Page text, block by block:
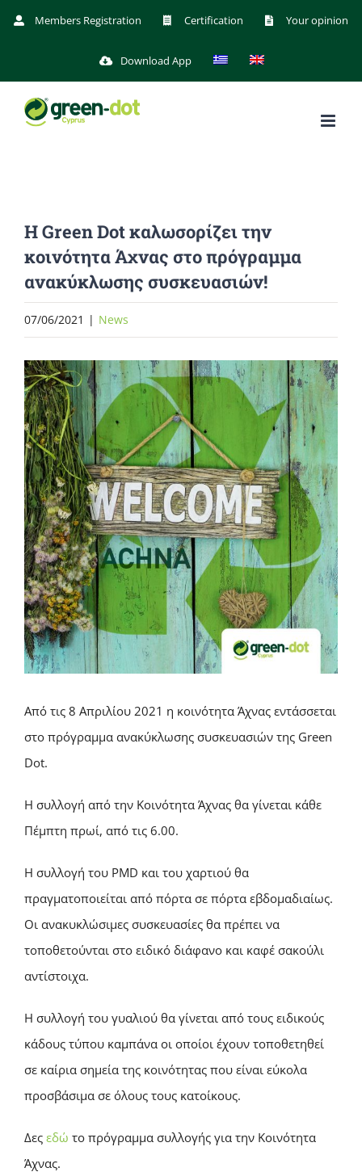
Skip
Members Registration Certification Your opinion
Download App
Η Green Dot καλωσορίζει την
κοινότητα Άχνας στο πρόγραμμα
ανακύκλωσης συσκευασιών!
07/06/2021 | News
Από τις 8 Απριλίου 2021 η κοινότητα Άχνας εντάσσεται
στο πρόγραμμα ανακύκλωσης συσκευασιών της Green
Dot.
Η συλλογή από την Κοινότητα Άχνας θα γίνεται κάθε
Πέμπτη πρωί, από τις 6.00.
Η συλλογή του PMD και του χαρτιού θα
πραγματοποιείται από πόρτα σε πόρτα εβδομαδιαίως.
Οι ανακυκλώσιμες συσκευασίες θα πρέπει να
τοποθετούνται στο ειδικό διάφανο και καφέ σακούλι
αντίστοιχα.
Η συλλογή του γυαλιού θα γίνεται από τους ειδικούς
κάδους τύπου καμπάνα οι οποίοι έχουν τοποθετηθεί
σε καίρια σημεία της κοινότητας που είναι εύκολα
προσβάσιμα σε όλους τους κατοίκους.
Δες εδώ το πρόγραμμα συλλογής για την Κοινότητα
Άχνας.